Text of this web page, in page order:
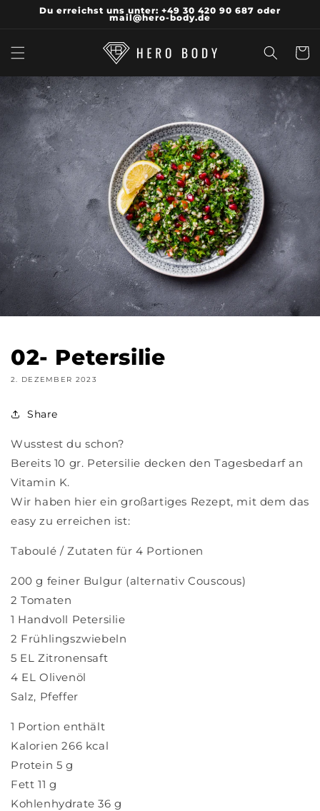
zumDu erreichst uns unter: +49 30 420 90 687 oder
mail@hero-body.de
02- Petersilie
2. DEZEMBER 2023
Share
Wusstest du schon?
Bereits 10 gr. Petersilie decken den Tagesbedarf an
Vitamin K.
Wir haben hier ein großartiges Rezept, mit dem das
easy zu erreichen ist:
Taboulé / Zutaten für 4 Portionen
200 g feiner Bulgur (alternativ Couscous)
2 Tomaten
1 Handvoll Petersilie
2 Frühlingszwiebeln
5 EL Zitronensaft
4 EL Olivenöl
Salz, Pfeffer
1 Portion enthält
Kalorien 266 kcal
Protein 5 g
Fett 11 g
Kohlenhydrate 36 g